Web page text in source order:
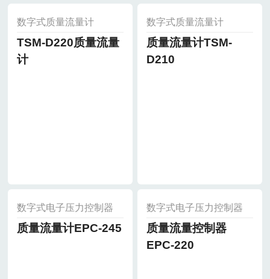
数字式质量流量计
TSM-D220质量流量
计
数字式质量流量计
质量流量计TSM-
D210
数字式电子压力控制器
质量流量计EPC-245
数字式电子压力控制器
质量流量控制器
EPC-220